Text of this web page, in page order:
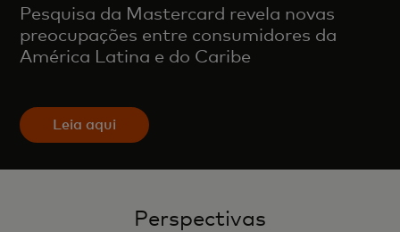
Pesquisa da Mastercard revela novas
preocupações entre consumidores da
América Latina e do Caribe
Leia aqui
Perspectivas